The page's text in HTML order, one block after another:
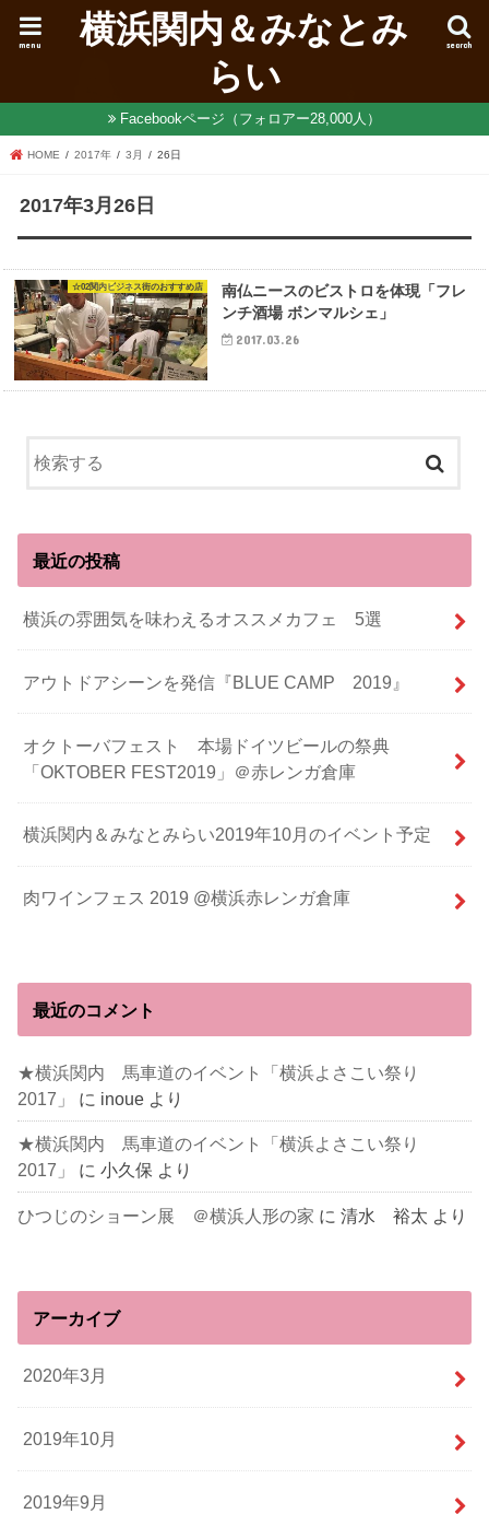
横浜関内＆みなとみ
らい
search
menu
Facebookページ（フォロアー28,000人）
HOME 2017年 3月 26日
2017年3月26日
☆02関内ビジネス街のおすすめ店
南仏ニースのビストロを体現「フレ
ンチ酒場 ボンマルシェ」
2017.03.26
最近の投稿
横浜の雰囲気を味わえるオススメカフェ 5選
アウトドアシーンを発信『BLUE CAMP 2019』
オクトーバフェスト 本場ドイツビールの祭典
「OKTOBER FEST2019」＠赤レンガ倉庫
横浜関内＆みなとみらい2019年10月のイベント予定
肉ワインフェス 2019 @横浜赤レンガ倉庫
最近のコメント
★横浜関内 馬車道のイベント「横浜よさこい祭り
2017」
に inoue より
★横浜関内 馬車道のイベント「横浜よさこい祭り
2017」
に小久保 より
ひつじのショーン展 ＠横浜人形の家 に清水 裕太 より
アーカイブ
2020年3月
2019年10月
2019年9月